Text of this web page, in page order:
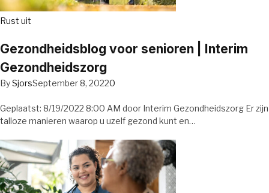
Rust uit
Gezondheidsblog voor senioren | Interim
Gezondheidszorg
BySjorsSeptember 8, 20220
Geplaatst: 8/19/2022 8:00 AM door Interim Gezondheidszorg Er zijn
talloze manieren waarop u uzelf gezond kunt en…